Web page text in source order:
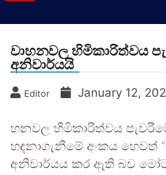
වාහනවල හිමිකාරිත්වය
අනිවාර්යයි
Editor January 12,
හනවල හිමිකාරිත්වය
හඳනාගැනීමේ අංකය හෙවත්
අනිවාර්යය කර ඇති බව